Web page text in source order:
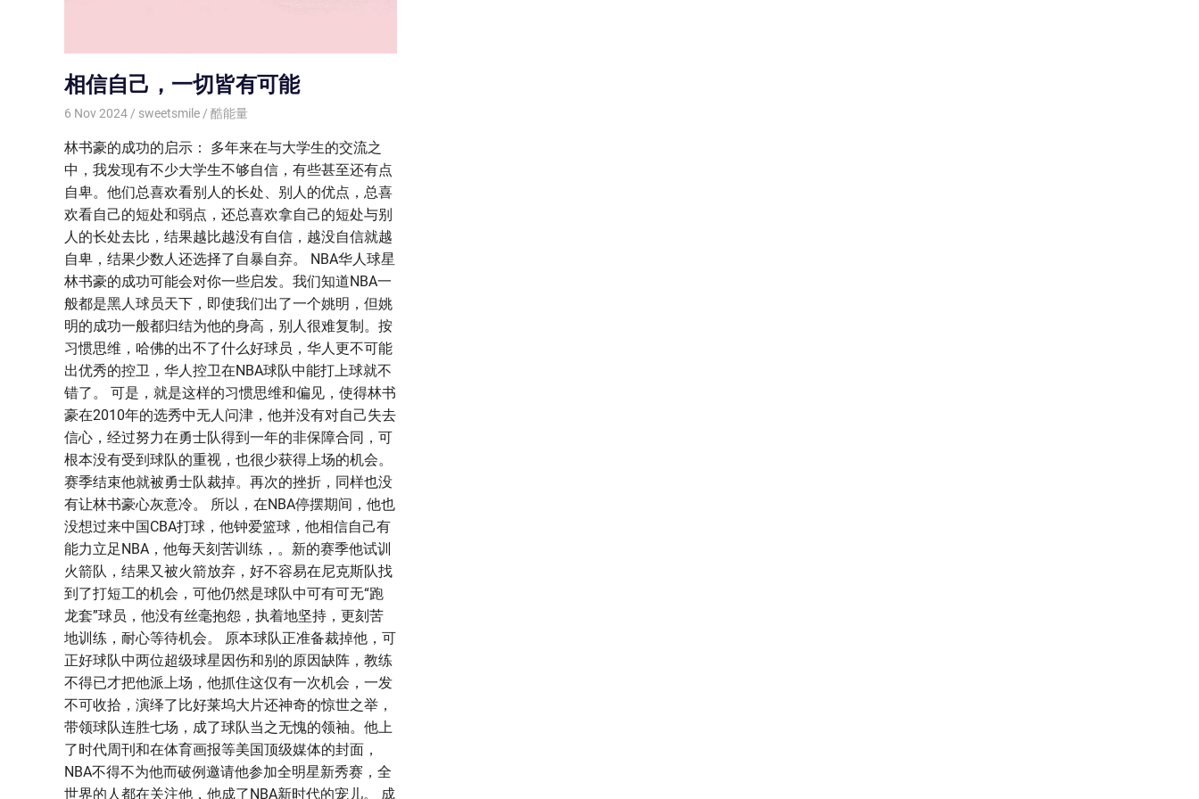
相信自己，一切皆有可能
6 Nov 2024 sweetsmile 酷能量
林书豪的成功的启示： 多年来在与大学生的交流之
中，我发现有不少大学生不够自信，有些甚至还有点
自卑。他们总喜欢看别人的长处、别人的优点，总喜
欢看自己的短处和弱点，还总喜欢拿自己的短处与别
人的长处去比，结果越比越没有自信，越没自信就越
自卑，结果少数人还选择了自暴自弃。 NBA华人球星
林书豪的成功可能会对你一些启发。我们知道NBA一
般都是黑人球员天下，即使我们出了一个姚明，但姚
明的成功一般都归结为他的身高，别人很难复制。按
习惯思维，哈佛的出不了什么好球员，华人更不可能
出优秀的控卫，华人控卫在NBA球队中能打上球就不
错了。 可是，就是这样的习惯思维和偏见，使得林书
豪在2010年的选秀中无人问津，他并没有对自己失去
信心，经过努力在勇士队得到一年的非保障合同，可
根本没有受到球队的重视，也很少获得上场的机会。
赛季结束他就被勇士队裁掉。再次的挫折，同样也没
有让林书豪心灰意冷。 所以，在NBA停摆期间，他也
没想过来中国CBA打球，他钟爱篮球，他相信自己有
能力立足NBA，他每天刻苦训练，。新的赛季他试训
火箭队，结果又被火箭放弃，好不容易在尼克斯队找
到了打短工的机会，可他仍然是球队中可有可无“跑
龙套”球员，他没有丝毫抱怨，执着地坚持，更刻苦
地训练，耐心等待机会。 原本球队正准备裁掉他，可
正好球队中两位超级球星因伤和别的原因缺阵，教练
不得已才把他派上场，他抓住这仅有一次机会，一发
不可收拾，演绎了比好莱坞大片还神奇的惊世之举，
带领球队连胜七场，成了球队当之无愧的领袖。他上
了时代周刊和在体育画报等美国顶级媒体的封面，
NBA不得不为他而破例邀请他参加全明星新秀赛，全
世界的人都在关注他，他成了NBA新时代的宠儿。 成